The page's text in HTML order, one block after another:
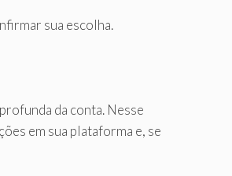
sua escolha.
da conta. Nesse
em sua plataforma e, se